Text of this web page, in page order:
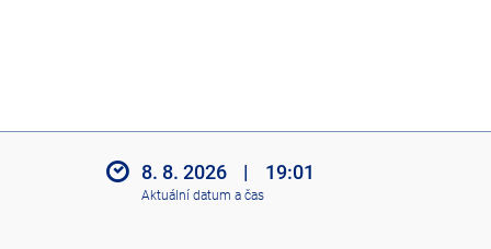
8. 8. 2026 | 19:01
Aktuální datum a čas